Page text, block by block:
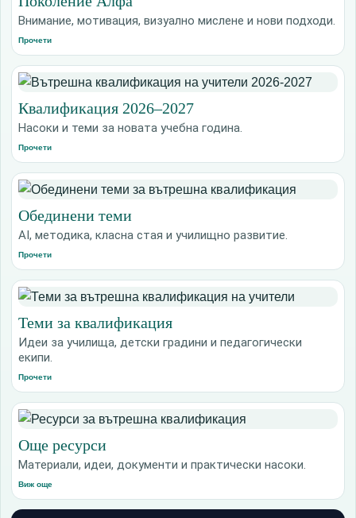
Внимание, мотивация, визуално мислене и нови подходи.
Прочети
Квалификация 2026–2027
Насоки и теми за новата учебна година.
Прочети
Обединени теми
AI, методика, класна стая и училищно развитие.
Прочети
Теми за квалификация
Идеи за училища, детски градини и педагогически
екипи.
Прочети
Още ресурси
Материали, идеи, документи и практически насоки.
Виж още